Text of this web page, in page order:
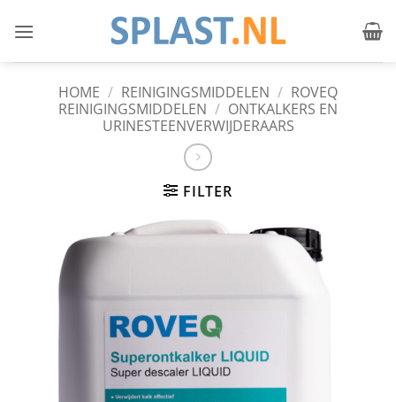
naar
HOME / REINIGINGSMIDDELEN / ROVEQ
REINIGINGSMIDDELEN / ONTKALKERS EN
URINESTEENVERWIJDERAARS
FILTER